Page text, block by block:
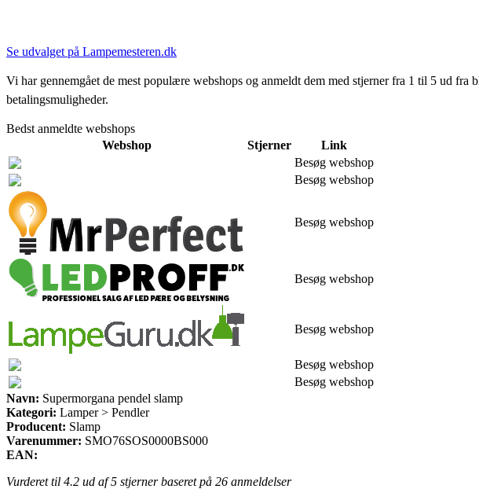
Se udvalget på Lampemesteren.dk
Vi har gennemgået de mest populære webshops og anmeldt dem med stjerner fra 1 til 5 ud
betalingsmuligheder.
Bedst anmeldte webshops
Webshop
Stjerner
Link
Besøg webshop
Besøg webshop
Besøg webshop
Besøg webshop
Besøg webshop
Besøg webshop
Besøg webshop
Navn: Supermorgana pendel slamp
Kategori: Lamper > Pendler
Producent: Slamp
Varenummer: SMO76SOS0000BS000
EAN:
Vurderet til 4.2 ud af 5 stjerner baseret på 26 anmeldelser